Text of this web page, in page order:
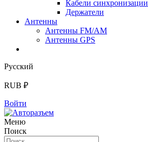
Кабели синхронизации
Держатели
Антенны
Антенны FM/AM
Антенны GPS
Русский
RUB ₽
Войти
Меню
Поиск